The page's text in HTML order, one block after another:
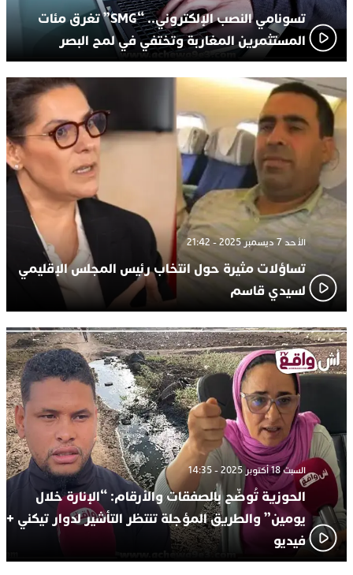
تسونامي النصب الإلكتروني.. “SMG” تغرق مئات
المستثمرين المغاربة وتختفي في لمح البصر
الأحد 7 ديسمبر 2025 - 21:42
تساؤلات مثيرة حول انتخاب رئيس المجلس الإقليمي
لسيدي قاسم
السبت 18 أكتوبر 2025 - 14:35
الحوزية تُوضّح بالصفقات والأرقام: “الإنارة خلال
يومين” والطريق المؤجلة تنتظر التأشير لدوار تيكني +
فيديو